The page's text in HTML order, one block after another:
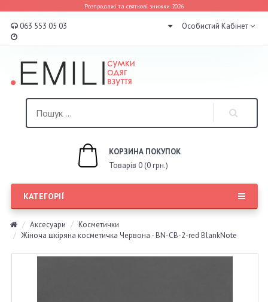
Розпродажі та святкові знижки 2026
063 553 05 03 Особистий Кабінет
КОРЗИНА ПОКУПОК
Товарів 0 (0 грн.)
КАТЕГОРІЇ
Аксесуари
Косметички
Жіноча шкіряна косметичка Червона - BN-CB-2-red BlankNote